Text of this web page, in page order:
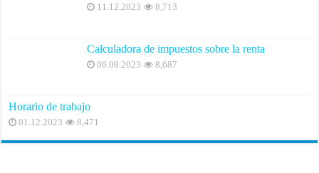
11.12.2023 8,713
Calculadora de impuestos sobre la renta
06.08.2023 8,687
Horario de trabajo
01.12.2023 8,471